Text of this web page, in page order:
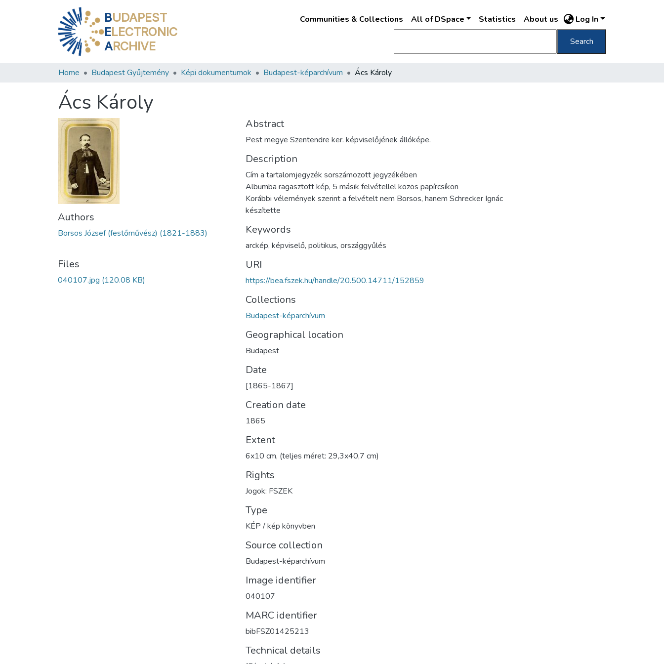
BUDAPEST
ELECTRONIC
ARCHIVE
Communities & Collections All of DSpace Statistics About us Log In
Search
Home Budapest Gyűjtemény Képi dokumentumok Budapest-képarchívum Ács Károly
Ács Károly
Authors
Borsos József (festőművész) (1821-1883)
Files
040107.jpg (120.08 KB)
Abstract
Pest megye Szentendre ker. képviselőjének állóképe.
Description
Cím a tartalomjegyzék sorszámozott jegyzékében
Albumba ragasztott kép, 5 másik felvétellel közös papírcsíkon
Korábbi vélemények szerint a felvételt nem Borsos, hanem Schrecker Ignác
készítette
Keywords
arckép, képviselő, politikus, országgyűlés
URI
https://bea.fszek.hu/handle/20.500.14711/152859
Collections
Budapest-képarchívum
Geographical location
Budapest
Date
[1865-1867]
Creation date
1865
Extent
6x10 cm, (teljes méret: 29,3x40,7 cm)
Rights
Jogok: FSZEK
Type
KÉP / kép könyvben
Source collection
Budapest-képarchívum
Image identifier
040107
MARC identifier
bibFSZ01425213
Technical details